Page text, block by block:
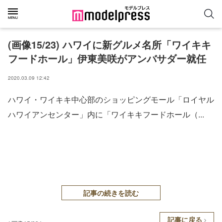
(画像15/23) ハワイに新グルメ名所「ワイキキ
フードホール」伊東美咲がアンバサダー就任
2020.03.09 12:42
ハワイ・ワイキキ中心部のショッピングモール「ロイヤル
ハワイアンセンター」内に「ワイキキフードホール（...
記事の続きを読む
記事に戻る